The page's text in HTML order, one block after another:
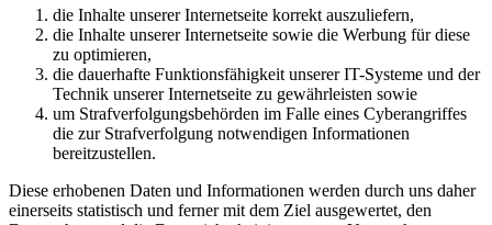
die Inhalte unserer Internetseite korrekt auszuliefern,
die Inhalte unserer Internetseite sowie die Werbung für diese
zu optimieren,
die dauerhafte Funktionsfähigkeit unserer IT-Systeme und der
Technik unserer Internetseite zu gewährleisten sowie
um Strafverfolgungsbehörden im Falle eines Cyberangriffes
die zur Strafverfolgung notwendigen Informationen
bereitzustellen.
Diese erhobenen Daten und Informationen werden durch uns daher
einerseits statistisch und ferner mit dem Ziel ausgewertet, den